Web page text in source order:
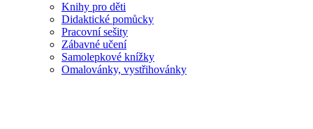
Knihy pro děti
Didaktické pomůcky
Pracovní sešity
Zábavné učení
Samolepkové knížky
Omalovánky, vystřihovánky